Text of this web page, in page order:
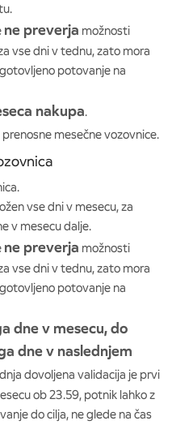
ne preverja možnosti
vse dni v tednu, zato mora
potovanje na
nakupa.
mesečne vozovnice.
vse dni v mesecu, za
v mesecu dalje.
ne preverja možnosti
vse dni v tednu, zato mora
potovanje na
dne v mesecu, do
dne v naslednjem
dovoljena validacija je prvi
ob 23.59, potnik lahko z
do cilja, ne glede na čas